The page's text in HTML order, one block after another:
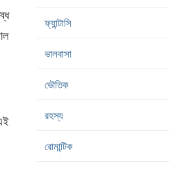
ফ্যান্টাসি
ভালবাসা
ভৌতিক
রহস্য
রোমান্টিক